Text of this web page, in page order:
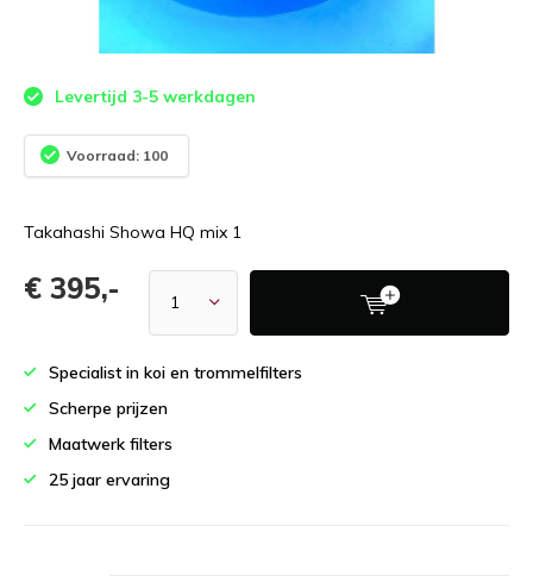
Levertijd 3-5 werkdagen
Voorraad: 100
Takahashi Showa HQ mix 1
€ 395,-
Specialist in koi en trommelfilters
Scherpe prijzen
Maatwerk filters
25 jaar ervaring